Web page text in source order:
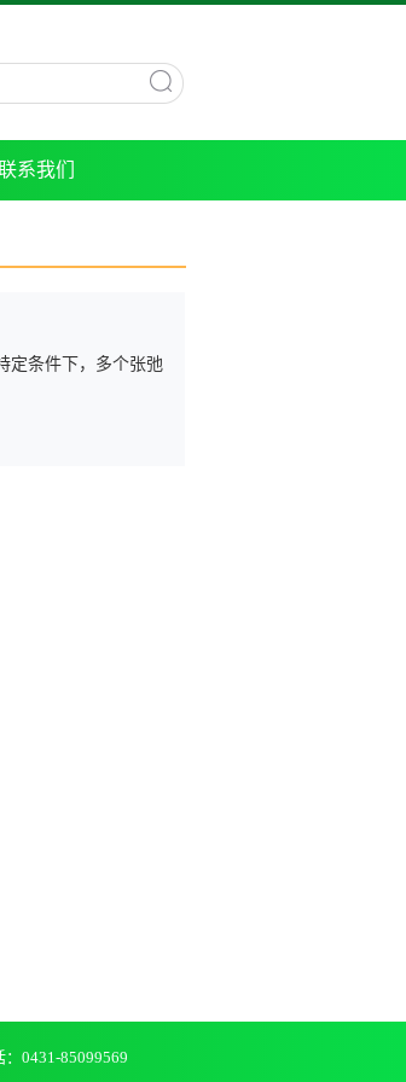
系我们
定条件下，多个张弛
0431-85099569